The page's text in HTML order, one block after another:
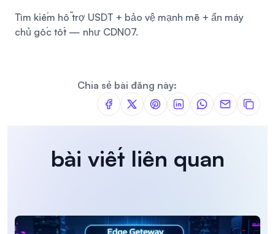
Tìm kiếm hỗ trợ USDT + bảo vệ mạnh mẽ + ẩn máy
chủ gốc tốt — như CDN07.
Chia sẻ bài đăng này:
bài viết liên quan